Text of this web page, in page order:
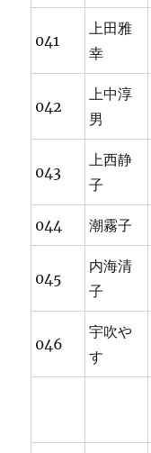
041
上田雅
幸
042
上中淳
男
043
上西静
子
044 潮霧子
045
内海清
子
046
宇吹や
す